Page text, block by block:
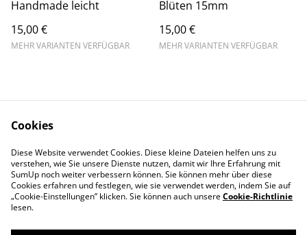
Handmade leicht
15,00 €
MEHR VARIANTEN VERFÜGBAR
Blüten 15mm
15,00 €
MEHR VARIANTEN VERFÜGBAR
Du hast Fragen?
AGB + Impressum
Datenschutz
Cookie-Richtlinien
Cookies
Diese Website verwendet Cookies. Diese kleine Dateien helfen uns zu
verstehen, wie Sie unsere Dienste nutzen, damit wir Ihre Erfahrung mit
SumUp noch weiter verbessern können. Sie können mehr über diese
Cookies erfahren und festlegen, wie sie verwendet werden, indem Sie auf
„Cookie-Einstellungen” klicken. Sie können auch unsereCookie-Richtlinie
lesen.